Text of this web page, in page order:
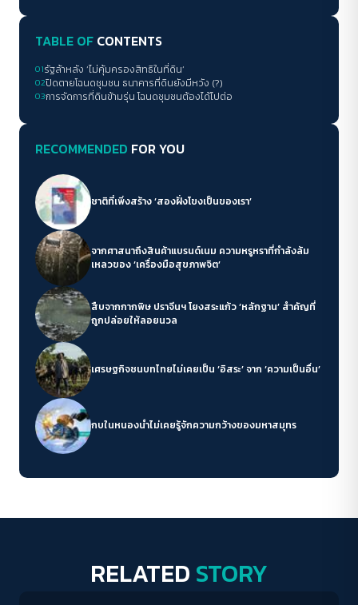
TABLE OF CONTENTS
01รัฐล้าหลัง ‘ไม่คุ้มครองสิทธิในที่ดิน‘
02ปิดตายโฉนดชุมชน ธนาคารที่ดินยังมีหวัง (?)
03การจัดการที่ดินข้ามรุ่น โฉนดชุมชนต้องได้ไปต่อ
RECOMMENDED FOR YOU
ชาติที่เพิ่งสร้าง ‘สองฝั่งโขงเป็นของเรา’
จากศาสนาถึงสินค้าแบรนด์เนม ความหรูหราที่กำลังล้ม
เหลวของ ‘เครื่องมือสุขภาพจิต’
สืบจากกากพิษ ปราจีนฯ โยงสระแก้ว ‘หลักฐาน’ สำคัญที่
ถูกปล่อยให้ลอยนวล
เศรษฐกิจชนบทไทยไม่เคยเป็น ‘อิสระ’ จาก ‘ความเป็นอื่น’
กบในหนองน้ำไม่เคยรู้จักความกว้างของมหาสมุทร
RELATED STORY
Conflict Resolution